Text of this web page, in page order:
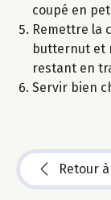
coupé en
Remettre la
butternut et
restant en
Servir bien
Retour